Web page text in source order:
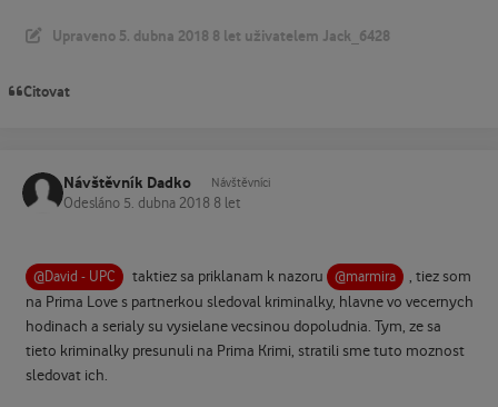
Upraveno 5. dubna 2018 8 let uživatelem Jack_6428
Citovat
Návštěvník Dadko Návštěvníci
Odesláno 5. dubna 2018 8 let
@David - UPC taktiez sa priklanam k nazoru @marmira
, tiez som
na Prima Love s partnerkou sledoval kriminalky, hlavne vo vecernych
hodinach a serialy su vysielane vecsinou dopoludnia. Tym, ze sa
tieto kriminalky presunuli na Prima Krimi, stratili sme tuto moznost
sledovat ich.